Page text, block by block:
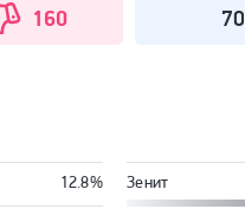
160 70
12.8% Зенит